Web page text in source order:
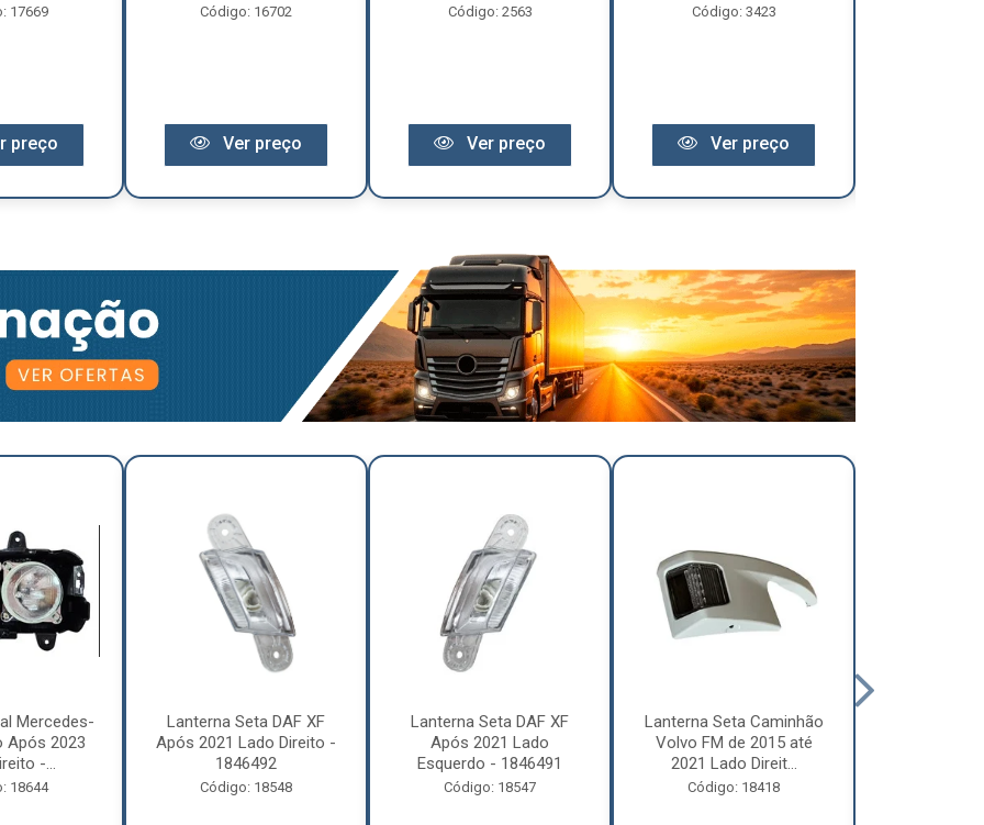
17669
preço
Código: 16702
Ver preço
Código: 2563
Ver preço
Código: 3423
Ver preço
Mercedes-
Após 2023
-...
18644
Lanterna Seta DAF XF
Após 2021 Lado Direito -
1846492
Código: 18548
Lanterna Seta DAF XF
Após 2021 Lado
Esquerdo - 1846491
Código: 18547
Lanterna Seta Caminhão
Volvo FM de 2015 até
2021 Lado Direit...
Código: 18418